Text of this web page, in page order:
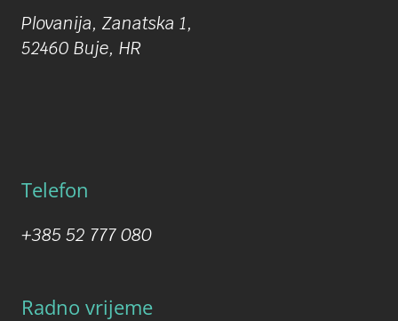
Plovanija, Zanatska 1,
52460 Buje, HR
Telefon
+385 52 777 080
Radno vrijeme